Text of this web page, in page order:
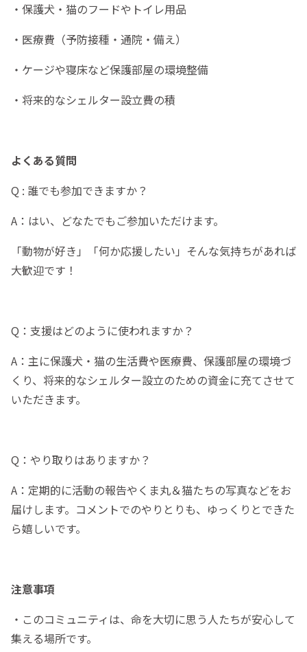
・保護犬・猫のフードやトイレ用品
・医療費（予防接種・通院・備え）
・ケージや寝床など保護部屋の環境整備
・将来的なシェルター設立費の積
よくある質問
Q : 誰でも参加できますか？
A：はい、どなたでもご参加いただけます。
「動物が好き」「何か応援したい」そんな気持ちがあれば
大歓迎です！
Q：支援はどのように使われますか？
A：主に保護犬・猫の生活費や医療費、保護部屋の環境づ
くり、将来的なシェルター設立のための資金に充てさせて
いただきます。
Q：やり取りはありますか？
A：定期的に活動の報告やくま丸＆猫たちの写真などをお
届けします。コメントでのやりとりも、ゆっくりとできた
ら嬉しいです。
注意事項
・このコミュニティは、命を大切に思う人たちが安心して
集える場所です。